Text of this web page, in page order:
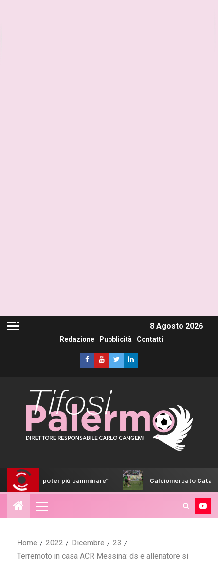
8 Agosto 2026
Redazione Pubblicità Contatti
più camminare” Calciomercato Catanzaro, fumata
Home 2022 Dicembre
23
Terremoto in casa ACR Messina: ds e allenatore si